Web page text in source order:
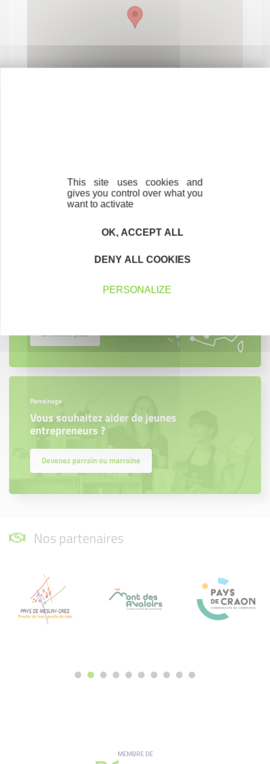
Contactez-nous ! Cliquez ici
Trouvez à qui vous adresser
Créateurs, repreneurs, vos interlocuteurs en
En savoir plus
Parrainage
Vous souhaitez aider de jeunes
entrepreneurs ?
Devenez parrain ou marraine
Nos partenaires
MEMBRE DE
This site uses cookies and
gives you control over what you
want to activate
OK, ACCEPT ALL
DENY ALL COOKIES
PERSONALIZE